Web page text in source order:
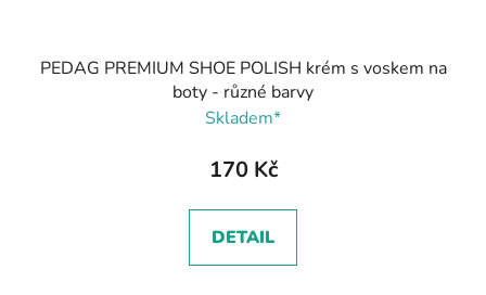
PEDAG PREMIUM SHOE POLISH krém s voskem na
boty - různé barvy
Skladem*
170 Kč
DETAIL